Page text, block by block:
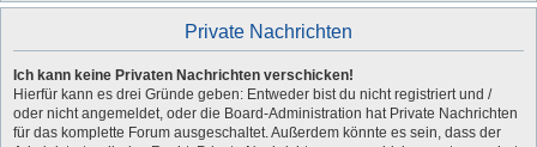
Private Nachrichten
Ich kann keine Privaten Nachrichten verschicken!
Hierfür kann es drei Gründe geben: Entweder bist du nicht registriert und /
oder nicht angemeldet, oder die Board-Administration hat Private Nachrichten
für das komplette Forum ausgeschaltet. Außerdem könnte es sein, dass der